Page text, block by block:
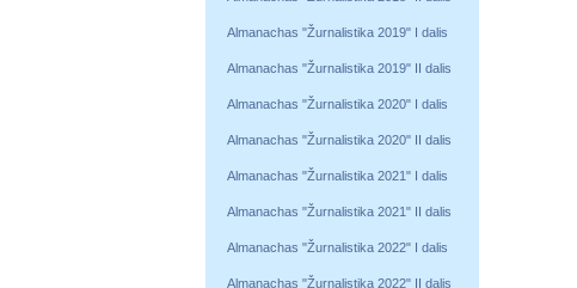
Almanachas "Žurnalistika 2019" I dalis
Almanachas "Žurnalistika 2019" II dalis
Almanachas "Žurnalistika 2020" I dalis
Almanachas "Žurnalistika 2020" II dalis
Almanachas "Žurnalistika 2021" I dalis
Almanachas "Žurnalistika 2021" II dalis
Almanachas "Žurnalistika 2022" I dalis
Almanachas "Žurnalistika 2022" II dalis